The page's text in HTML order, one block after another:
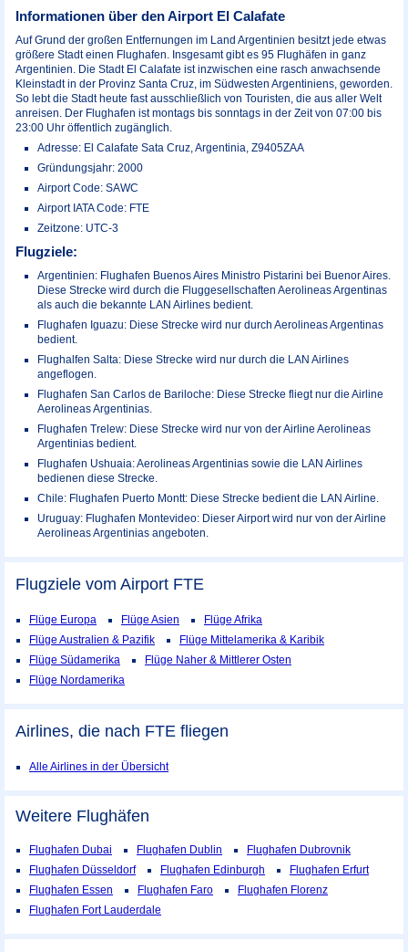
Informationen über den Airport El Calafate
Auf Grund der großen Entfernungen im Land Argentinien besitzt jede etwas
größere Stadt einen Flughafen. Insgesamt gibt es 95 Flughäfen in ganz
Argentinien. Die Stadt El Calafate ist inzwischen eine rasch anwachsende
Kleinstadt in der Provinz Santa Cruz, im Südwesten Argentiniens, geworden.
So lebt die Stadt heute fast ausschließlich von Touristen, die aus aller Welt
anreisen. Der Flughafen ist montags bis sonntags in der Zeit von 07:00 bis
23:00 Uhr öffentlich zugänglich.
Adresse: El Calafate Sata Cruz, Argentinia, Z9405ZAA
Gründungsjahr: 2000
Airport Code: SAWC
Airport IATA Code: FTE
Zeitzone: UTC-3
Flugziele:
Argentinien: Flughafen Buenos Aires Ministro Pistarini bei Buenor Aires.
Diese Strecke wird durch die Fluggesellschaften Aerolineas Argentinas
als auch die bekannte LAN Airlines bedient.
Flughafen Iguazu: Diese Strecke wird nur durch Aerolineas Argentinas
bedient.
Flughalfen Salta: Diese Strecke wird nur durch die LAN Airlines
angeflogen.
Flughafen San Carlos de Bariloche: Diese Strecke fliegt nur die Airline
Aerolineas Argentinias.
Flughafen Trelew: Diese Strecke wird nur von der Airline Aerolineas
Argentinias bedient.
Flughafen Ushuaia: Aerolineas Argentinias sowie die LAN Airlines
bedienen diese Strecke.
Chile: Flughafen Puerto Montt: Diese Strecke bedient die LAN Airline.
Uruguay: Flughafen Montevideo: Dieser Airport wird nur von der Airline
Aerolineas Argentinias angeboten.
Flugziele vom Airport FTE
Flüge Europa Flüge Asien
Flüge Afrika
Flüge Australien & Pazifik
Flüge Mittelamerika & Karibik
Flüge Südamerika
Flüge Naher & Mittlerer Osten
Flüge Nordamerika
Airlines, die nach FTE fliegen
Alle Airlines in der Übersicht
Weitere Flughäfen
Flughafen Dubai Flughafen Dublin
Flughafen Dubrovnik
Flughafen Düsseldorf
Flughafen Edinburgh
Flughafen Erfurt
Flughafen Essen
Flughafen Faro
Flughafen Florenz
Flughafen Fort Lauderdale